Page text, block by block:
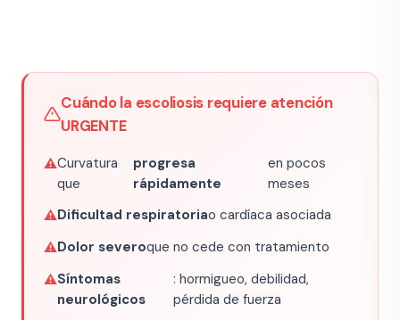
Cuándo la escoliosis requiere atención
URGENTE
Curvatura
que
progresa
rápidamente
en pocos
meses
Dificultad respiratoriao cardíaca asociada
Dolor severoque no cede con tratamiento
Síntomas
neurológicos
: hormigueo, debilidad,
pérdida de fuerza